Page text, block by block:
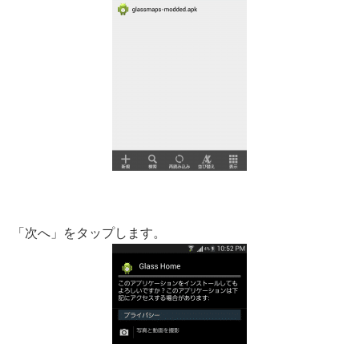
「次へ」をタップします。